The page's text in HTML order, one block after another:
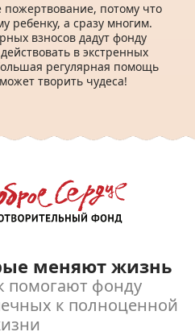
потому что
ребенку, а сразу многим.
взносов дадут фонду
в экстренных
регулярная помощь
творить чудеса!
меняют жизнь
помогают фонду
к полноценной